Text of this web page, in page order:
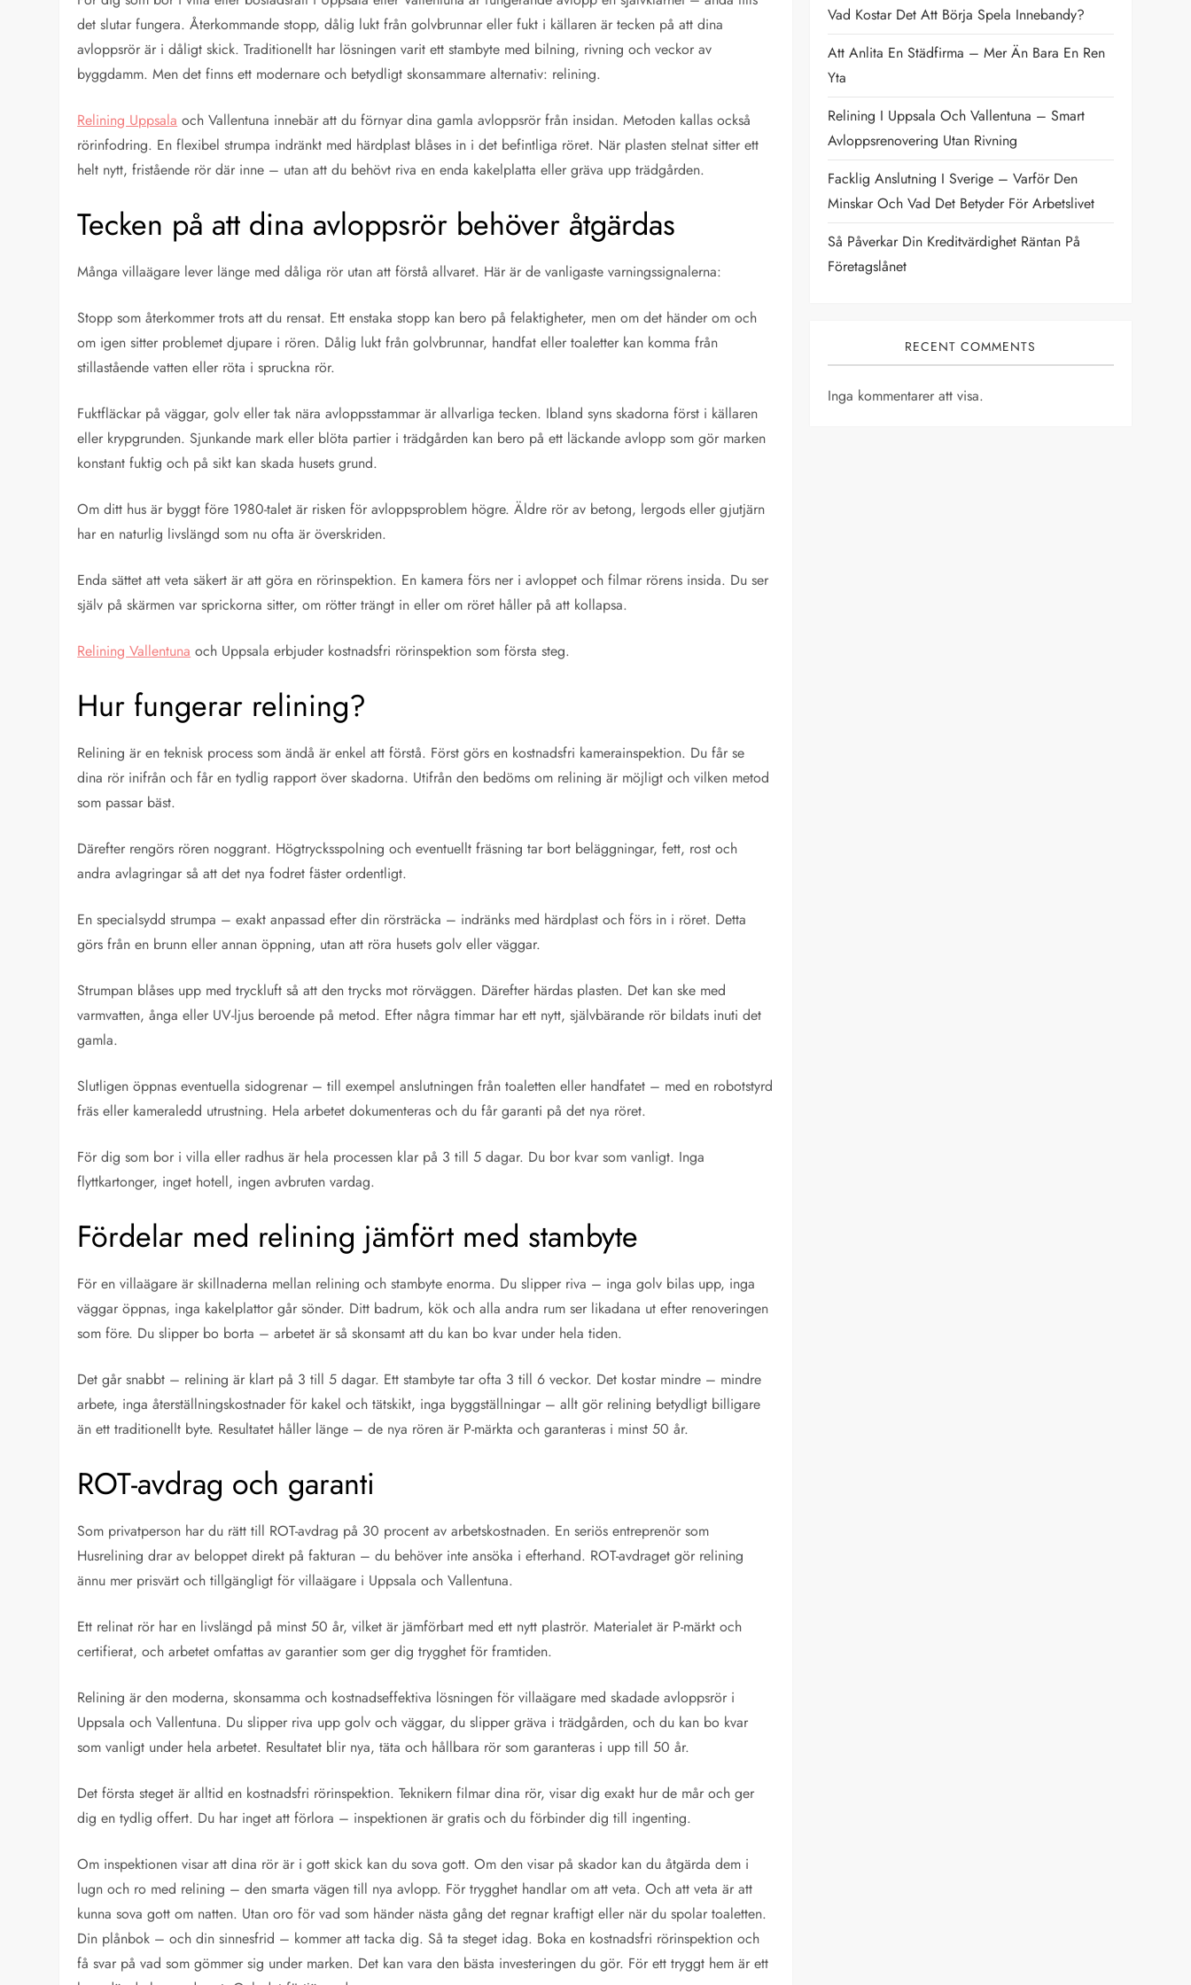
det slutar fungera. Återkommande stopp, dålig lukt från golvbrunnar eller fukt i källaren är tecken på att dina
avloppsrör är i dåligt skick. Traditionellt har lösningen varit ett stambyte med bilning, rivning och veckor av
byggdamm. Men det finns ett modernare och betydligt skonsammare alternativ: relining.
Relining Uppsala och Vallentuna innebär att du förnyar dina gamla avloppsrör från insidan. Metoden kallas också
rörinfodring. En flexibel strumpa indränkt med härdplast blåses in i det befintliga röret. När plasten stelnat sitter ett
helt nytt, fristående rör där inne – utan att du behövt riva en enda kakelplatta eller gräva upp trädgården.
Tecken på att dina avloppsrör behöver åtgärdas
Många villaägare lever länge med dåliga rör utan att förstå allvaret. Här är de vanligaste varningssignalerna:
Stopp som återkommer trots att du rensat. Ett enstaka stopp kan bero på felaktigheter, men om det händer om och
om igen sitter problemet djupare i rören. Dålig lukt från golvbrunnar, handfat eller toaletter kan komma från
stillastående vatten eller röta i spruckna rör.
Fuktfläckar på väggar, golv eller tak nära avloppsstammar är allvarliga tecken. Ibland syns skadorna först i källaren
eller krypgrunden. Sjunkande mark eller blöta partier i trädgården kan bero på ett läckande avlopp som gör marken
konstant fuktig och på sikt kan skada husets grund.
Om ditt hus är byggt före 1980-talet är risken för avloppsproblem högre. Äldre rör av betong, lergods eller gjutjärn
har en naturlig livslängd som nu ofta är överskriden.
Enda sättet att veta säkert är att göra en rörinspektion. En kamera förs ner i avloppet och filmar rörens insida. Du ser
själv på skärmen var sprickorna sitter, om rötter trängt in eller om röret håller på att kollapsa.
Relining Vallentuna och Uppsala erbjuder kostnadsfri rörinspektion som första steg.
Hur fungerar relining?
Relining är en teknisk process som ändå är enkel att förstå. Först görs en kostnadsfri kamerainspektion. Du får se
dina rör inifrån och får en tydlig rapport över skadorna. Utifrån den bedöms om relining är möjligt och vilken metod
som passar bäst.
Därefter rengörs rören noggrant. Högtrycksspolning och eventuellt fräsning tar bort beläggningar, fett, rost och
andra avlagringar så att det nya fodret fäster ordentligt.
En specialsydd strumpa – exakt anpassad efter din rörsträcka – indränks med härdplast och förs in i röret. Detta
görs från en brunn eller annan öppning, utan att röra husets golv eller väggar.
Strumpan blåses upp med tryckluft så att den trycks mot rörväggen. Därefter härdas plasten. Det kan ske med
varmvatten, ånga eller UV-ljus beroende på metod. Efter några timmar har ett nytt, självbärande rör bildats inuti det
gamla.
Slutligen öppnas eventuella sidogrenar – till exempel anslutningen från toaletten eller handfatet – med en robotstyrd
fräs eller kameraledd utrustning. Hela arbetet dokumenteras och du får garanti på det nya röret.
För dig som bor i villa eller radhus är hela processen klar på 3 till 5 dagar. Du bor kvar som vanligt. Inga
flyttkartonger, inget hotell, ingen avbruten vardag.
Fördelar med relining jämfört med stambyte
För en villaägare är skillnaderna mellan relining och stambyte enorma. Du slipper riva – inga golv bilas upp, inga
väggar öppnas, inga kakelplattor går sönder. Ditt badrum, kök och alla andra rum ser likadana ut efter renoveringen
som före. Du slipper bo borta – arbetet är så skonsamt att du kan bo kvar under hela tiden.
Det går snabbt – relining är klart på 3 till 5 dagar. Ett stambyte tar ofta 3 till 6 veckor. Det kostar mindre – mindre
arbete, inga återställningskostnader för kakel och tätskikt, inga byggställningar – allt gör relining betydligt billigare
än ett traditionellt byte. Resultatet håller länge – de nya rören är P-märkta och garanteras i minst 50 år.
ROT-avdrag och garanti
Som privatperson har du rätt till ROT-avdrag på 30 procent av arbetskostnaden. En seriös entreprenör som
Husrelining drar av beloppet direkt på fakturan – du behöver inte ansöka i efterhand. ROT-avdraget gör relining
ännu mer prisvärt och tillgängligt för villaägare i Uppsala och Vallentuna.
Ett relinat rör har en livslängd på minst 50 år, vilket är jämförbart med ett nytt plaströr. Materialet är P-märkt och
certifierat, och arbetet omfattas av garantier som ger dig trygghet för framtiden.
Relining är den moderna, skonsamma och kostnadseffektiva lösningen för villaägare med skadade avloppsrör i
Uppsala och Vallentuna. Du slipper riva upp golv och väggar, du slipper gräva i trädgården, och du kan bo kvar
som vanligt under hela arbetet. Resultatet blir nya, täta och hållbara rör som garanteras i upp till 50 år.
Det första steget är alltid en kostnadsfri rörinspektion. Teknikern filmar dina rör, visar dig exakt hur de mår och ger
dig en tydlig offert. Du har inget att förlora – inspektionen är gratis och du förbinder dig till ingenting.
Om inspektionen visar att dina rör är i gott skick kan du sova gott. Om den visar på skador kan du åtgärda dem i
lugn och ro med relining – den smarta vägen till nya avlopp. För trygghet handlar om att veta. Och att veta är att
kunna sova gott om natten. Utan oro för vad som händer nästa gång det regnar kraftigt eller när du spolar toaletten.
Din plånbok – och din sinnesfrid – kommer att tacka dig. Så ta steget idag. Boka en kostnadsfri rörinspektion och
få svar på vad som gömmer sig under marken. Det kan vara den bästa investeringen du gör. För ett tryggt hem är ett
Vad Kostar Det Att Börja Spela Innebandy?
Att Anlita En Städfirma – Mer Än Bara En Ren
Yta
Relining I Uppsala Och Vallentuna – Smart
Avloppsrenovering Utan Rivning
Facklig Anslutning I Sverige – Varför Den
Minskar Och Vad Det Betyder För Arbetslivet
Så Påverkar Din Kreditvärdighet Räntan På
Företagslånet
RECENT COMMENTS
Inga kommentarer att visa.